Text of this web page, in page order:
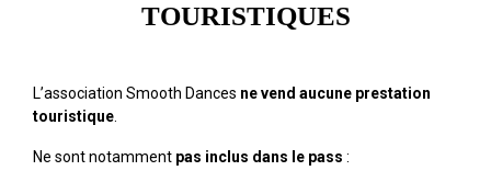
TOURISTIQUES
L’association Smooth Dances ne vend aucune prestation
touristique
Ne sont notamment pas inclus dans le pass :